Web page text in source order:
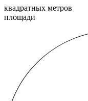
квадратных метров
площади